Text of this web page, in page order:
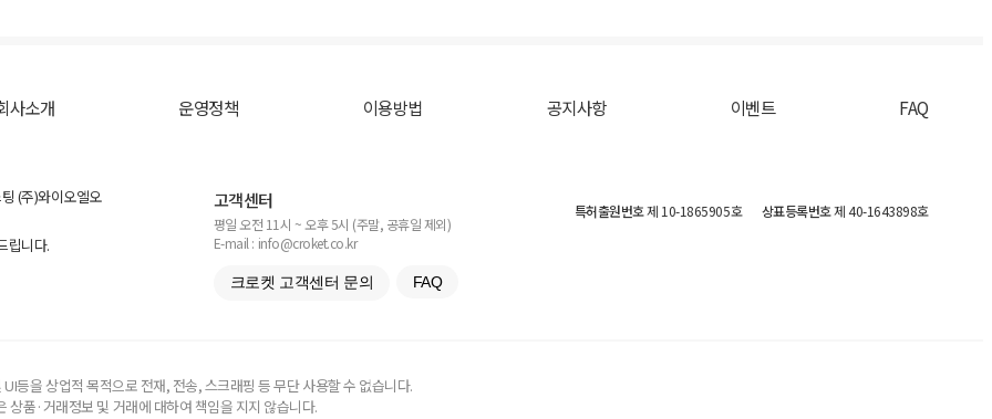
사소개 운영정책 이용방법 공지사항 이벤트 FAQ
(주)와이오엘오
립니다.
고객센터
평일 오전 11시 ~ 오후 5시 (주말, 공휴일 제외)
E-mail : info@croket.co.kr
크로켓 고객센터 문의 FAQ
특허출원번호제 10-1865905호 상표등록번호제 40-1643898호
등을 상업적 목적으로 전재, 전송, 스크래핑 등 무단 사용할 수 없습니다.
품·거래정보 및 거래에 대하여 책임을 지지 않습니다.